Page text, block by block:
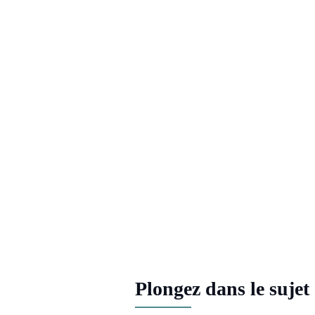
Plongez dans le sujet